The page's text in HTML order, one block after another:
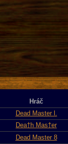
Hráč
Dead Master l.
Dea†h Mas†er
Dead Master 8